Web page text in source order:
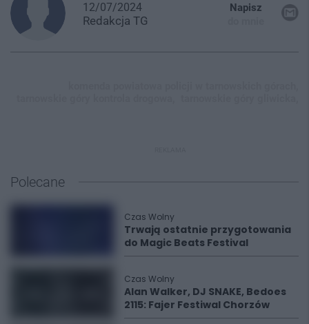
12/07/2024
Redakcja TG
Napisz
Polecane
Czas Wolny
Trwają ostatnie przygotowania
do Magic Beats Festival
Czas Wolny
Alan Walker, DJ SNAKE, Bedoes
2115: Fajer Festiwal Chorzów